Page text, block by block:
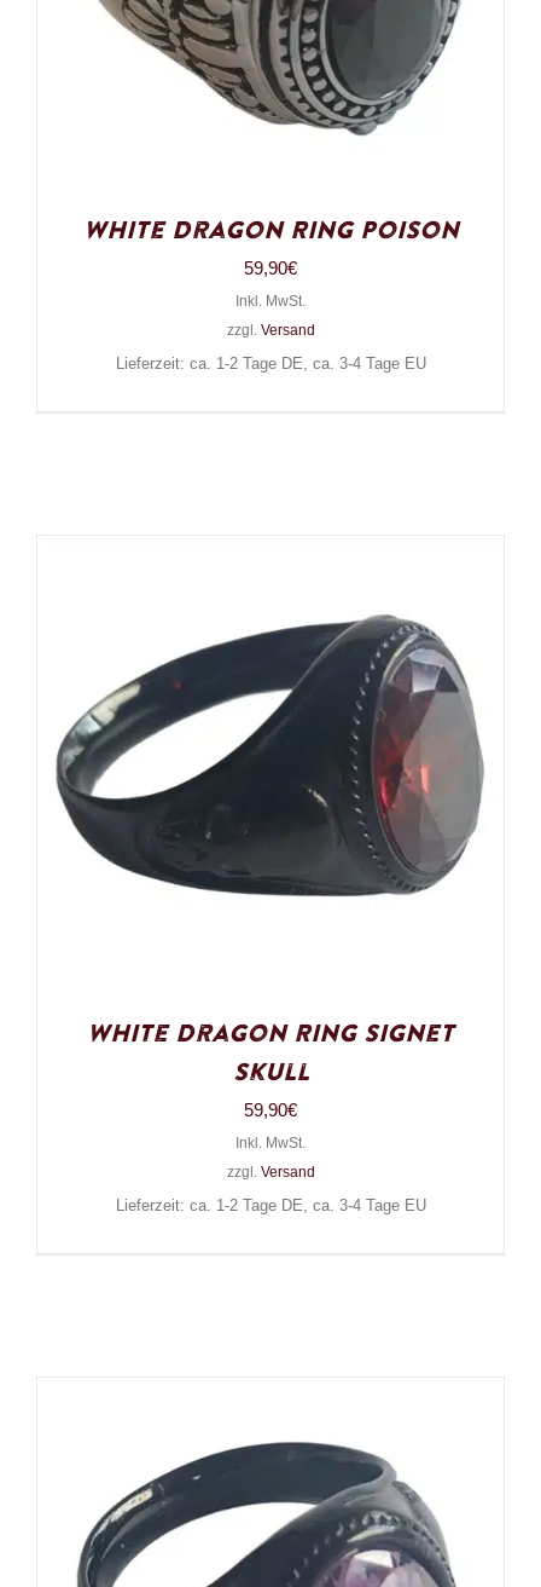
White Dragon Ring Poison
59,90€
Inkl. MwSt.
zzgl. Versand
Lieferzeit: ca. 1-2 Tage DE, ca. 3-4 Tage EU
White Dragon Ring Signet
Skull
59,90€
Inkl. MwSt.
zzgl. Versand
Lieferzeit: ca. 1-2 Tage DE, ca. 3-4 Tage EU